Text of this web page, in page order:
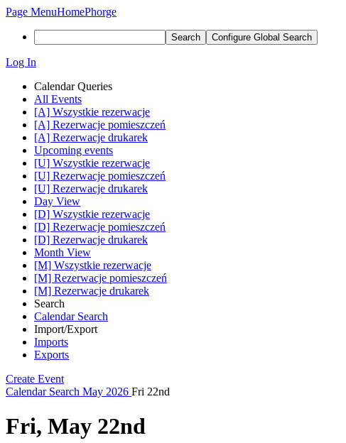
Page MenuHomePhorge
Search Configure Global Search
Log In
Calendar Queries
All Events
[A] Wszystkie rezerwacje
[A] Rezerwacje pomieszczeń
[A] Rezerwacje drukarek
Upcoming events
[U] Wszystkie rezerwacje
[U] Rezerwacje pomieszczeń
[U] Rezerwacje drukarek
Day View
[D] Wszystkie rezerwacje
[D] Rezerwacje pomieszczeń
[D] Rezerwacje drukarek
Month View
[M] Wszystkie rezerwacje
[M] Rezerwacje pomieszczeń
[M] Rezerwacje drukarek
Search
Calendar Search
Import/Export
Imports
Exports
Create Event
Calendar Search May 2026 Fri 22nd
Fri, May 22nd